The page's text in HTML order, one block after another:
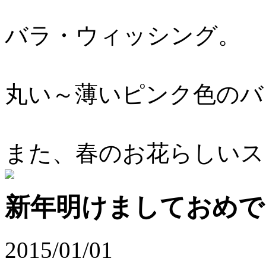
バラ・ウィッシング。
丸い～薄いピンク色の
また、春のお花らしい
新年明けましておめ
2015/01/01